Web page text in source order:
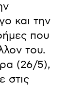
και την
που
του.
(26/5),
στις